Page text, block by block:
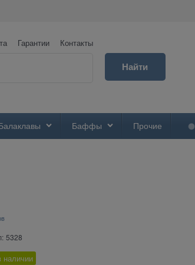
Гарантии Контакты
Найти
Баффы Прочие
5328
наличии